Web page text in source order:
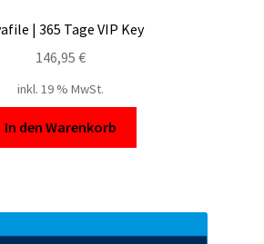
| 365 Tage VIP Key
146,95 €
inkl. 19 % MwSt.
In den Warenkorb